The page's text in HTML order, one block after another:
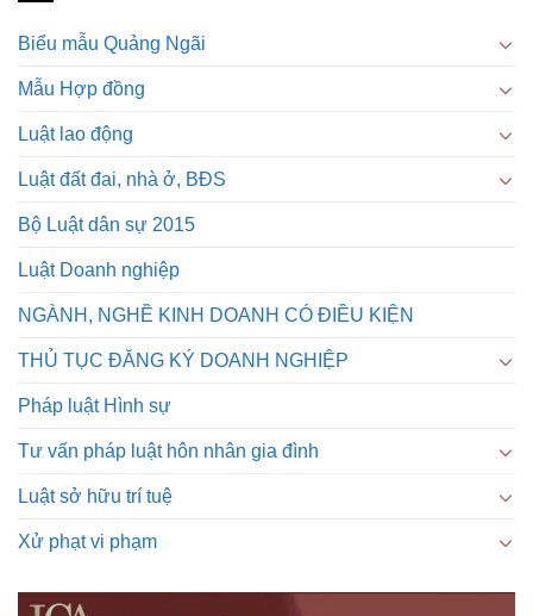
Biểu mẫu Quảng Ngãi
Mẫu Hợp đồng
Luật lao động
Luật đất đai, nhà ở, BĐS
Bộ Luật dân sự 2015
Luật Doanh nghiệp
NGÀNH, NGHỀ KINH DOANH CÓ ĐIỀU KIỆN
THỦ TỤC ĐĂNG KÝ DOANH NGHIỆP
Pháp luật Hình sự
Tư vấn pháp luật hôn nhân gia đình
Luật sở hữu trí tuệ
Xử phạt vi phạm